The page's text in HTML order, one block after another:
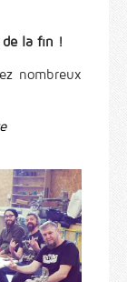
de la fin !
nombreux